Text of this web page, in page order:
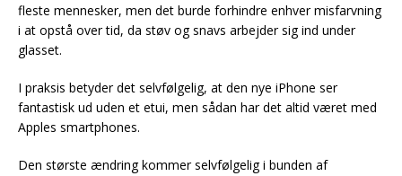
fleste mennesker, men det burde forhindre enhver misfarvning
i at opstå over tid, da støv og snavs arbejder sig ind under
glasset.
I praksis betyder det selvfølgelig, at den nye iPhone ser
fantastisk ud uden et etui, men sådan har det altid været med
Apples smartphones.
Den største ændring kommer selvfølgelig i bunden af